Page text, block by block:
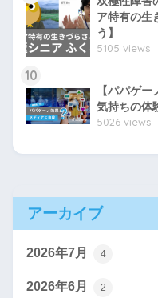
ア特有の生
う】
5105 views
10
【パパゲ
気持ちの体
5026 views
アーカイブ
2026年7月 4
2026年6月 2